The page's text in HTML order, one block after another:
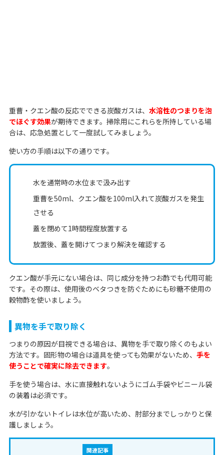
重曹・クエン酸の反応でできる炭酸ガスは、 水溶性のつまりを泡
でほぐす効果が期待できます。掃除用にこれらを所持している場
合は、応急処置として一度試してみましょう。
使い方の手順は以下の通りです。
水を通常時の水位まで汲み出す
重曹を50ml、クエン酸を100ml入れて炭酸ガスを発生
させる
蓋を閉めて1時間程度放置する
放置後、蓋を開けてつまり解決を確認する
クエン酸が手元にない場合は、同じ成分を持つお酢でも代用可能
です。その際は、使用後のベタつきを防ぐためにも砂糖不使用の
穀物酢を使いましょう。
異物を手で取り除く
つまりの原因が目視できる場合は、異物を手で取り除くのもよい
方法です。固形物の場合は道具を使っても効果がないため、 手を
使うことで確実に除去できます。
手を使う場合は、水に直接触れないようにゴム手袋やビニール袋
の装着は必須です。
水が引かないトイレは水位が高いため、肘部分までしっかりと保
護しましょう。
関連記事